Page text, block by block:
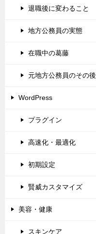
退職後に変わること
地方公務員の実態
在職中の葛藤
元地方公務員のその後
WordPress
プラグイン
高速化・最適化
初期設定
賢威カスタマイズ
美容・健康
スキンケア